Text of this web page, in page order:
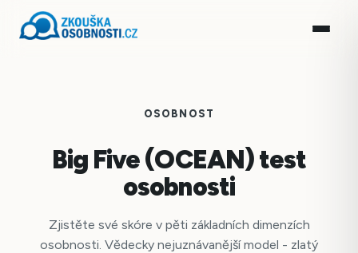
OSOBNOST
Big Five (OCEAN) test
osobnosti
Zjistěte své skóre v pěti základních dimenzích
osobnosti. Vědecky nejuznávanější model - zlatý